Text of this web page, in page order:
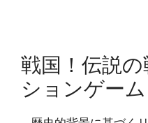
戦国！伝説
ションゲーム